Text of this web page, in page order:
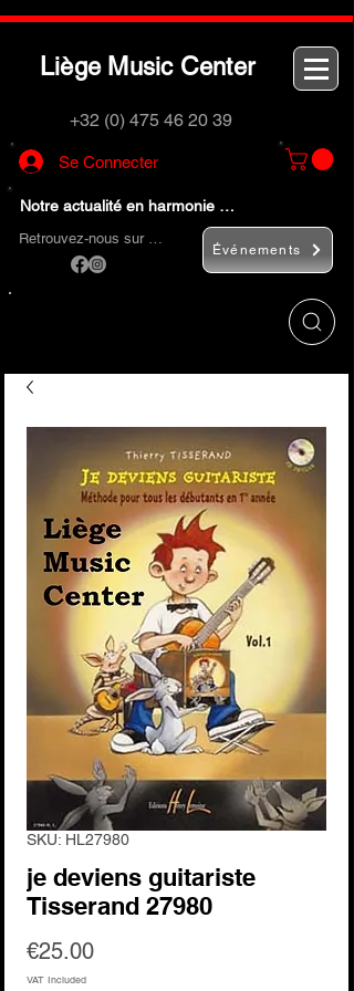
Liège M usic Center
+32 (0) 475 46 20 39
Se Connecter
Notre actualité en harmonie …
Retrouvez-nous sur …
Événements
SKU: HL27980
je deviens guitariste
Tisserand 27980
€25.00Price
VAT Included